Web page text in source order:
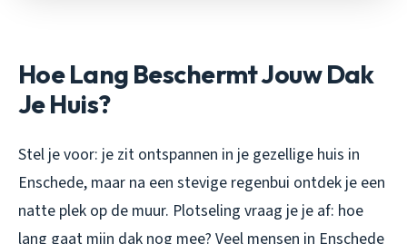
Hoe Lang Beschermt Jouw Dak
Je Huis?
Stel je voor: je zit ontspannen in je gezellige huis in
Enschede, maar na een stevige regenbui ontdek je een
natte plek op de muur. Plotseling vraag je je af: hoe
lang gaat mijn dak nog mee? Veel mensen in Enschede